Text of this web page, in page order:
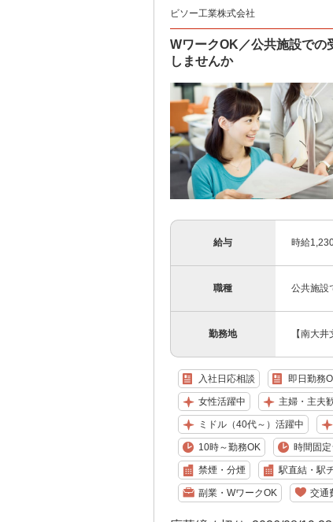
ビソー工業株式会社
WワークOK／公共施設での
しませんか
給与 時給
職種 公共施設
勤務地 【南大
入社日応相談 即日勤務
女性活躍中 主婦・主夫
ミドル（40代～）活躍中
10時～勤務OK 時間固定
禁煙・分煙 駅直結・駅
副業・WワークOK 交通